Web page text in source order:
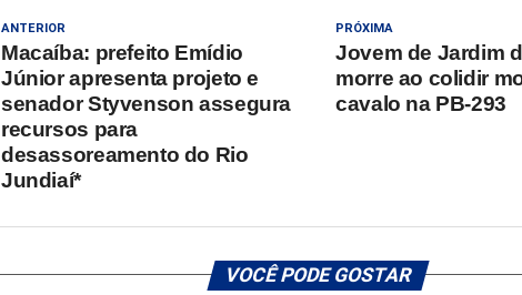
PRÓXIMA
Jovem de Jardim
morre ao colidir
cavalo na PB-293
ANTERIOR
Macaíba: prefeito Emídio
Júnior apresenta projeto e
senador Styvenson assegura
recursos para
desassoreamento do Rio
Jundiaí*
VOCÊ PODE GOSTAR